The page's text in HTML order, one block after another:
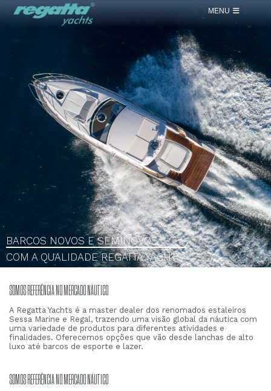
MENU
BARCOS NOVOS E SEMINOVOS
COM A QUALIDADEREGATTA YACHTS
SOMOS REFERÊNCIA NO MERCADO NÁUTICO
A Regatta Yachts é a master dealer dos renomados estaleiros
Sessa Marine e Regal, trazendo uma visão global da náutica com
uma variedade de produtos para diferentes atividades e
finalidades. Oferecemos opções que vão desde lanchas de alto
luxo até barcos de esporte e lazer.
SOMOS REFERÊNCIA NO MERCADO NÁUTICO